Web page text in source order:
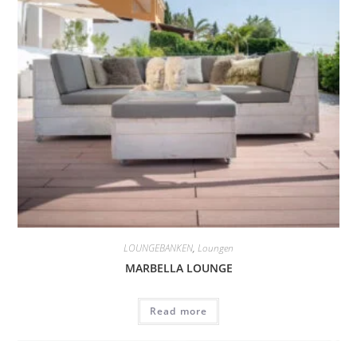
LOUNGEBANKEN, Loungen
MARBELLA LOUNGE
Read more